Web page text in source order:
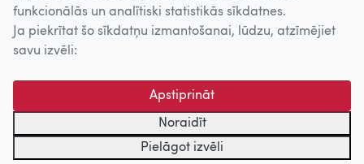
Uz augšu
© 2026 Nacionālais Kino centrs, Kultūras informācijas sistēmu
centrs. Sadarbības partneris: Latvijas Valsts
kinofotofonodokumentu arhīvs.
funkcionālās un analītiski statistikās sīkdatnes.
Ja piekrītat šo sīkdatņu izmantošanai, lūdzu, atzīmējiet
savu izvēli:
Apstiprināt
Noraidīt
Pielāgot izvēli